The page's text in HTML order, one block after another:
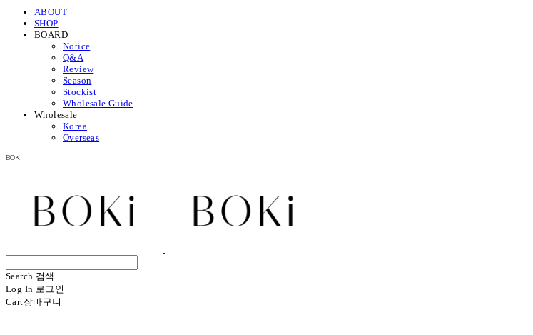
ABOUT
SHOP
BOARD
Notice
Q&A
Review
Season
Stockist
Wholesale Guide
Wholesale
Korea
Overseas
BOKI
Search 검색
Log In 로그인
Cart장바구니